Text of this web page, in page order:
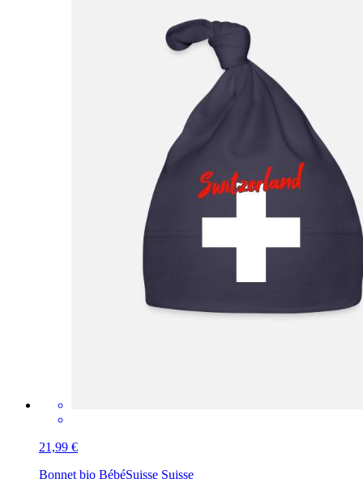
21,99 €
Bonnet bio BébéSuisse Suisse